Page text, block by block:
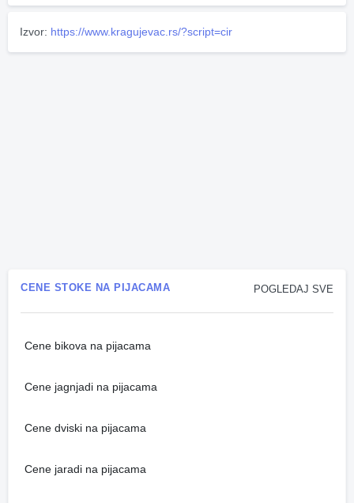
Izvor: https://www.kragujevac.rs/?script=cir
POGLEDAJ SVE
CENE STOKE NA PIJACAMA
Cene bikova na pijacama
Cene jagnjadi na pijacama
Cene dviski na pijacama
Cene jaradi na pijacama